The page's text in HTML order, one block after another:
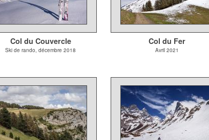
Col du Couvercle
Ski de rando, décembre 2018
Col du Fer
Avril 2021